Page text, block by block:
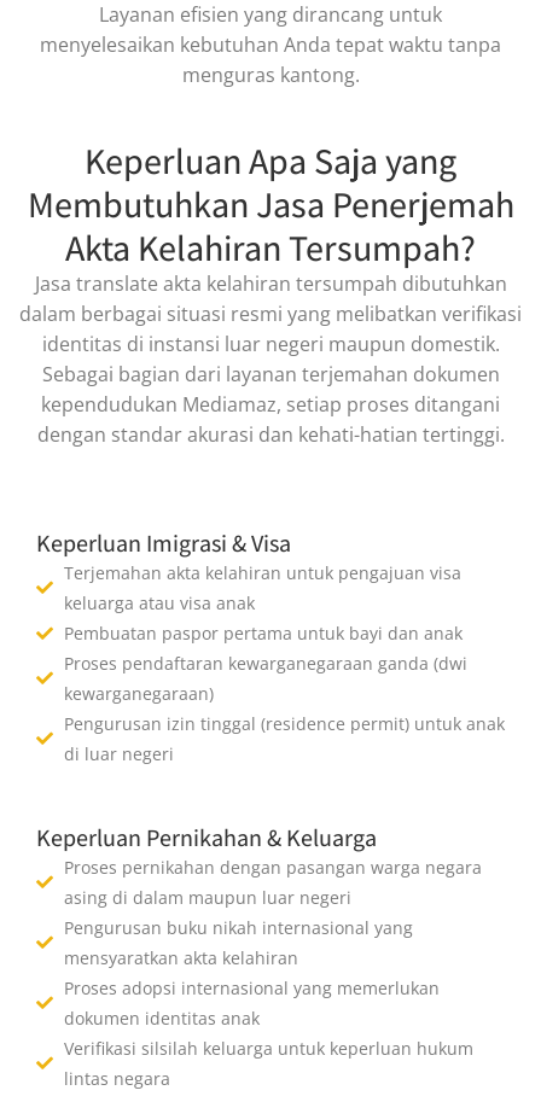
Layanan efisien yang dirancang untuk
menyelesaikan kebutuhan Anda tepat waktu tanpa
menguras kantong.
Keperluan Apa Saja yang
Membutuhkan Jasa Penerjemah
Akta Kelahiran Tersumpah?
Jasa translate akta kelahiran tersumpah dibutuhkan
dalam berbagai situasi resmi yang melibatkan verifikasi
identitas di instansi luar negeri maupun domestik.
Sebagai bagian dari layanan terjemahan dokumen
kependudukan Mediamaz, setiap proses ditangani
dengan standar akurasi dan kehati-hatian tertinggi.
Keperluan Imigrasi & Visa
Terjemahan akta kelahiran untuk pengajuan visa
keluarga atau visa anak
Pembuatan paspor pertama untuk bayi dan anak
Proses pendaftaran kewarganegaraan ganda (dwi
kewarganegaraan)
Pengurusan izin tinggal (residence permit) untuk anak
di luar negeri
Keperluan Pernikahan & Keluarga
Proses pernikahan dengan pasangan warga negara
asing di dalam maupun luar negeri
Pengurusan buku nikah internasional yang
mensyaratkan akta kelahiran
Proses adopsi internasional yang memerlukan
dokumen identitas anak
Verifikasi silsilah keluarga untuk keperluan hukum
lintas negara